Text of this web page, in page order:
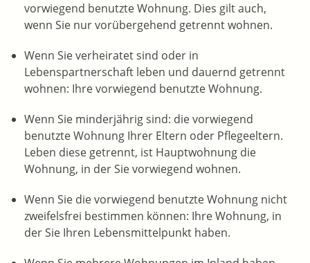
vorwiegend benutzte Wohnung. Dies gilt auch,
wenn Sie nur vorübergehend getrennt wohnen.
Wenn Sie verheiratet sind oder in
Lebenspartnerschaft leben und dauernd getrennt
wohnen: Ihre vorwiegend benutzte Wohnung.
Wenn Sie minderjährig sind: die vorwiegend
benutzte Wohnung Ihrer Eltern oder Pflegeeltern.
Leben diese getrennt, ist Hauptwohnung die
Wohnung, in der Sie vorwiegend wohnen.
Wenn Sie die vorwiegend benutzte Wohnung nicht
zweifelsfrei bestimmen können: Ihre Wohnung, in
der Sie Ihren Lebensmittelpunkt haben.